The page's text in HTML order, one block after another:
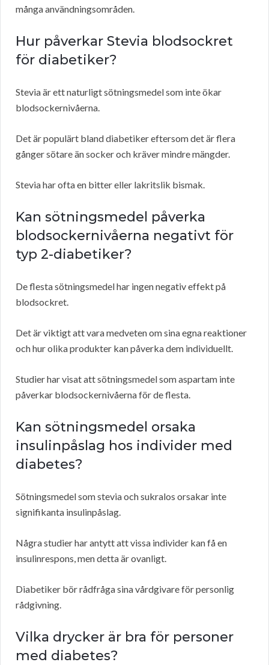
många användningsområden.
Hur påverkar Stevia blodsockret
för diabetiker?
Stevia är ett naturligt sötningsmedel som inte ökar
blodsockernivåerna.
Det är populärt bland diabetiker eftersom det är flera
gånger sötare än socker och kräver mindre mängder.
Stevia har ofta en bitter eller lakritslik bismak.
Kan sötningsmedel påverka
blodsockernivåerna negativt för
typ 2-diabetiker?
De flesta sötningsmedel har ingen negativ effekt på
blodsockret.
Det är viktigt att vara medveten om sina egna reaktioner
och hur olika produkter kan påverka dem individuellt.
Studier har visat att sötningsmedel som aspartam inte
påverkar blodsockernivåerna för de flesta.
Kan sötningsmedel orsaka
insulinpåslag hos individer med
diabetes?
Sötningsmedel som stevia och sukralos orsakar inte
signifikanta insulinpåslag.
Några studier har antytt att vissa individer kan få en
insulinrespons, men detta är ovanligt.
Diabetiker bör rådfråga sina vårdgivare för personlig
rådgivning.
Vilka drycker är bra för personer
med diabetes?